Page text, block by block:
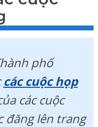
phố
các cuộc họp
các cuộc
đăng lên trang